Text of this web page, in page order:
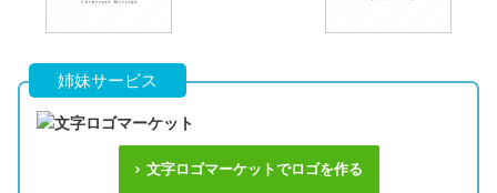
姉妹サービス
文字ロゴマーケットでロゴを作る